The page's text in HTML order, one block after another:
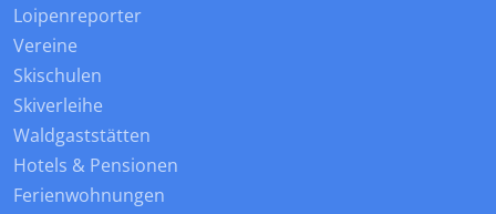
Loipenreporter
Vereine
Skischulen
Skiverleihe
Waldgaststätten
Hotels & Pensionen
Ferienwohnungen